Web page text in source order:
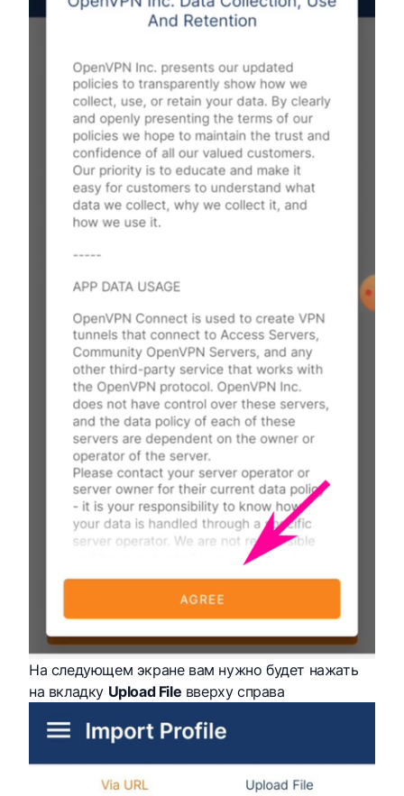
На следующем экране вам нужно будет нажать
на вкладку Upload File вверху справа